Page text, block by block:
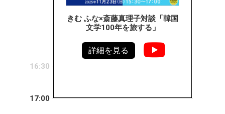
きむ ふな×斎藤真理子対談「韓国
文学100年を旅する」
詳細を見る
16:30
17:00